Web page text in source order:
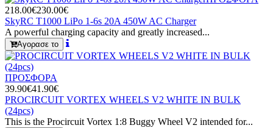
218.00€230.00€
SkyRC T1000 LiPo 1-6s 20A 450W AC Charger
A powerful charging capacity and greatly increased...
Αγορασε το
ΠΡΟΣΦΟΡΑ
39.90€41.90€
PROCIRCUIT VORTEX WHEELS V2 WHITE IN BULK
(24pcs)
This is the Procircuit Vortex 1:8 Buggy Wheel V2 intended for...